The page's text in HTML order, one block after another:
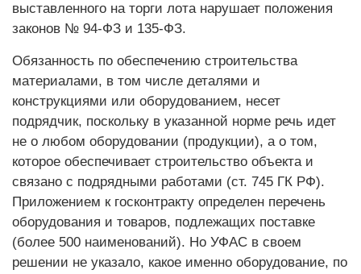
выставленного на торги лота нарушает положения
законов № 94-ФЗ и 135-ФЗ.
Обязанность по обеспечению строительства
материалами, в том числе деталями и
конструкциями или оборудованием, несет
подрядчик, поскольку в указанной норме речь идет
не о любом оборудовании (продукции), а о том,
которое обеспечивает строительство объекта и
связано с подрядными работами (ст. 745 ГК РФ).
Приложением к госконтракту определен перечень
оборудования и товаров, подлежащих поставке
(более 500 наименований). Но УФАС в своем
решении не указало, какое именно оборудование, по